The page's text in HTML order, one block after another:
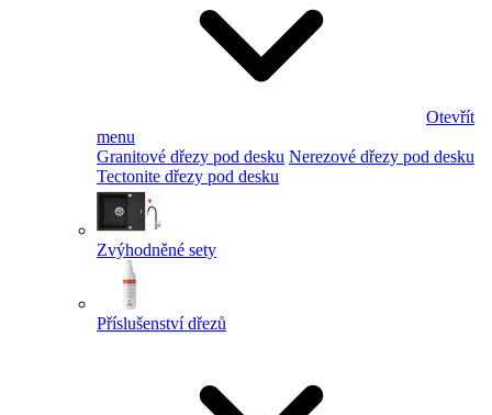
Otevřít
menu
Granitové dřezy pod desku Nerezové dřezy pod desku
Tectonite dřezy pod desku
Zvýhodněné sety
Příslušenství dřezů